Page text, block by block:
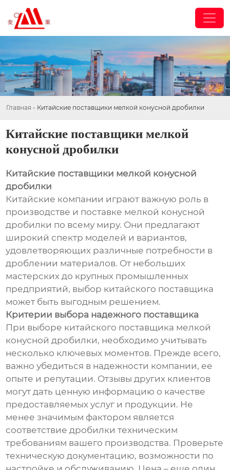
Главная - Китайские поставщики мелкой конусной дробилки
Китайские поставщики мелкой
конусной дробилки
Китайские поставщики мелкой конусной
дробилки
Китайские компании играют важную роль в
производстве и поставке мелкой конусной
дробилки по всему миру. Они предлагают
широкий спектр моделей и вариантов,
удовлетворяющих различные потребности в
дроблении материалов. От небольших
мастерских до крупных промышленных
предприятий, выбор китайского поставщика
может быть выгодным решением.
Критерии выбора надежного поставщика
При выборе китайского поставщика мелкой
конусной дробилки, необходимо учитывать
несколько ключевых моментов. Прежде всего,
важно убедиться в надежности компании, ее
опыте и репутации. Отзывы других клиентов
могут дать ценную информацию о качестве
предоставляемых услуг и продукции. Не
менее значимым фактором является
соответствие дробилки техническим
требованиям вашего производства. Проверьте
техническую документацию, возможности по